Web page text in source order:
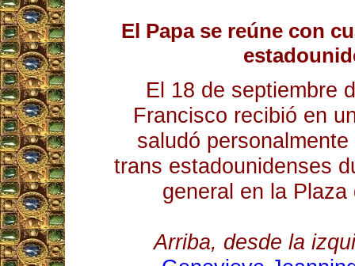
El Papa se reúne con
El 18 de septiembre
Francisco recibió en
saludó
trans estadounidenses
general en la
Arriba, desde la